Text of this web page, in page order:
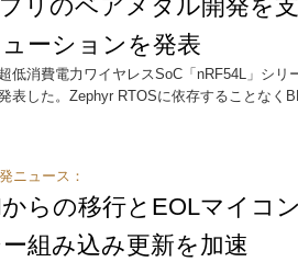
リのベアメタル開発を
ーションを発表
低消費電力ワイヤレスSoC「nRF54L」シリ
表した。Zephyr RTOSに依存することなく
ニュース：
らの移行とEOLマイコ
組み込み更新を加速